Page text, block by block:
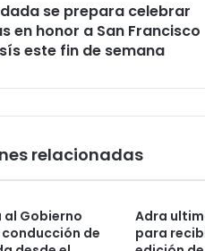
se prepara celebrar
en honor a San Francisco
este fin de semana
relacionadas
Gobierno
de
Adra
para